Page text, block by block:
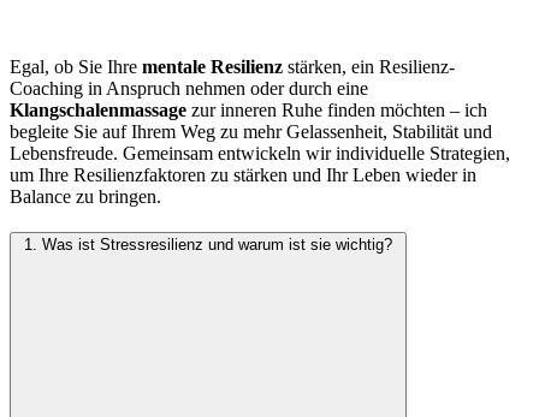
Egal, ob Sie Ihre mentale Resilienz stärken, ein Resilienz-
Coaching in Anspruch nehmen oder durch eine
Klangschalenmassage zur inneren Ruhe finden möchten – ich
begleite Sie auf Ihrem Weg zu mehr Gelassenheit, Stabilität und
Lebensfreude. Gemeinsam entwickeln wir individuelle Strategien,
um Ihre Resilienzfaktoren zu stärken und Ihr Leben wieder in
Balance zu bringen.
1. Was ist Stressresilienz und warum ist sie wichtig?